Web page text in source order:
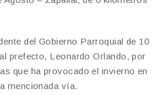
del Gobierno Parroquial de 10
prefecto, Leonardo Orlando, por
que ha provocado el invierno en
mencionada vía.